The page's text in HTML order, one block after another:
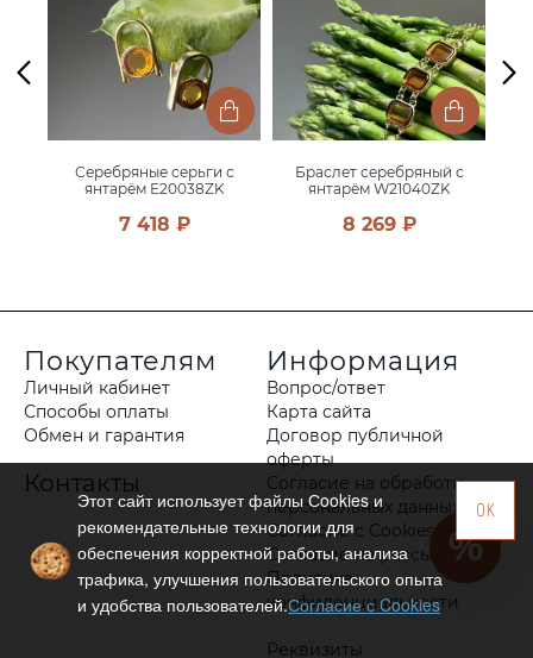
Серебряные серьги с
янтарём E20038ZK
7 418 ₽
Браслет серебряный с
янтарём W21040ZK
8 269 ₽
Покупателям
Личный кабинет
Способы оплаты
Обмен и гарантия
Контакты
Информация
Вопрос/ответ
Карта сайта
Договор публичной
оферты
Согласие на обработку
персональных данных
Согласие с Cookies
Согласие на рассылку
Политика
конфиденциальности
Реквизиты
OK
Этот сайт использует файлы Сookies и
рекомендательные технологии для
обеспечения корректной работы, анализа
трафика, улучшения пользовательского опыта
и удобства пользователей.Согласие с Cookies